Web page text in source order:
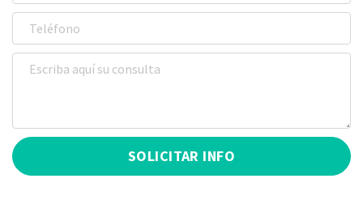
SOLICITAR INFO